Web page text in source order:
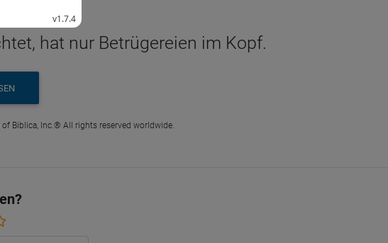
hat nur Betrügereien im Kopf.
Biblica, Inc.® All rights reserved worldwide.